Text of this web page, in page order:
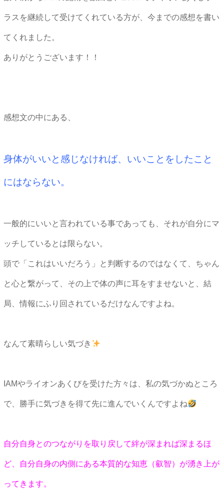
ラスを継続して受けてくれている方が、今までの感想を書い
てくれました。
ありがとうございます！！
感想文の中にある、
身体がいいと感じなければ、いいことをしたこと
にはならない。
一般的にいいと言われている事であっても、それが自分にマ
ッチしているとは限らない。
頭で「これはいいだろう」と判断するのではなくて、ちゃん
と心と繋がって、その上で体の声に耳をすませないと、結
局、情報にふり回されているだけなんですよね。
なんて素晴らしい気づき
IAMやライオンあくびを受けた方々は、私の気づかぬところ
で、勝手に気づきを得て先に進んでいくんですよね
自分自身とのつながりを取り戻して絆が深まれば深まるほ
ど、自分自身の内側にある本質的な知恵（叡智）が湧き上が
ってきます。